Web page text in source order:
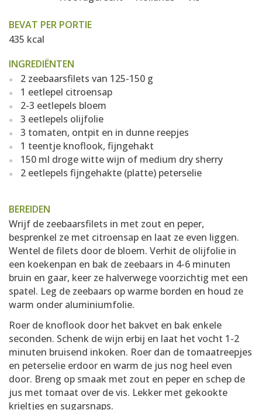
BEVAT PER PORTIE
435 kcal
INGREDIËNTEN
2 zeebaarsfilets van 125-150 g
1 eetlepel citroensap
2-3 eetlepels bloem
3 eetlepels olijfolie
3 tomaten, ontpit en in dunne reepjes
1 teentje knoflook, fijngehakt
150 ml droge witte wijn of medium dry sherry
2 eetlepels fijngehakte (platte) peterselie
BEREIDEN
Wrijf de zeebaarsfilets in met zout en peper,
besprenkel ze met citroensap en laat ze even liggen.
Wentel de filets door de bloem. Verhit de olijfolie in
een koekenpan en bak de zeebaars in 4-6 minuten
bruin en gaar, keer ze halverwege voorzichtig met een
spatel. Leg de zeebaars op warme borden en houd ze
warm onder aluminiumfolie.
Roer de knoflook door het bakvet en bak enkele
seconden. Schenk de wijn erbij en laat het vocht 1-2
minuten bruisend inkoken. Roer dan de tomaatreepjes
en peterselie erdoor en warm de jus nog heel even
door. Breng op smaak met zout en peper en schep de
jus met tomaat over de vis. Lekker met gekookte
krieltjes en sugarsnaps.